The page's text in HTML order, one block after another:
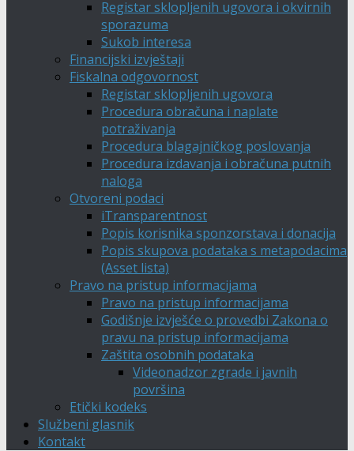
Registar sklopljenih ugovora i okvirnih
sporazuma
Sukob interesa
Financijski izvještaji
Fiskalna odgovornost
Registar sklopljenih ugovora
Procedura obračuna i naplate
potraživanja
Procedura blagajničkog poslovanja
Procedura izdavanja i obračuna putnih
naloga
Otvoreni podaci
iTransparentnost
Popis korisnika sponzorstava i donacija
Popis skupova podataka s metapodacima
(Asset lista)
Pravo na pristup informacijama
Pravo na pristup informacijama
Godišnje izvješće o provedbi Zakona o
pravu na pristup informacijama
Zaštita osobnih podataka
Videonadzor zgrade i javnih
površina
Etički kodeks
Službeni glasnik
Kontakt